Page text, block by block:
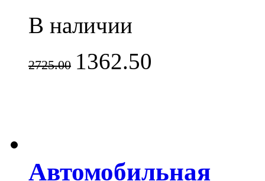
В наличии
2725.00 1362.50
Автомобильная